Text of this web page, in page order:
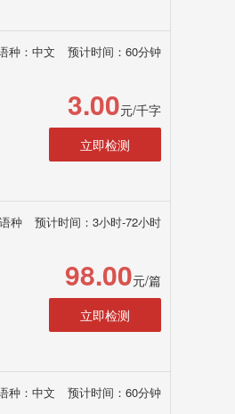
种：中文 预计时间：60分钟
3.00元/千字
立即检测
种 预计时间：3小时-72小时
98.00元/篇
立即检测
种：中文 预计时间：60分钟